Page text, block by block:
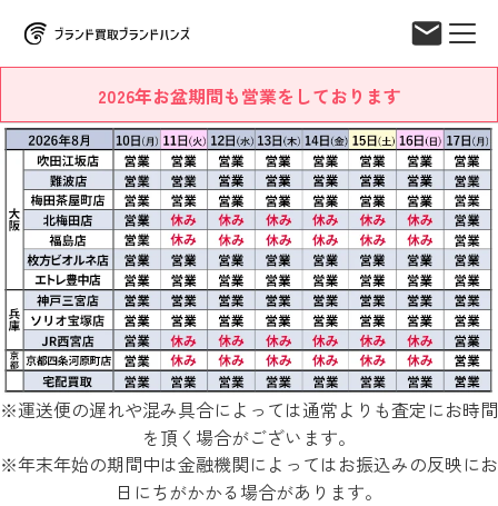
2026年お盆期間も営業をしております
※運送便の遅れや混み具合によっては通常よりも査定にお時間
を頂く場合がございます。
※年末年始の期間中は金融機関によってはお振込みの反映にお
日にちがかかる場合があります。